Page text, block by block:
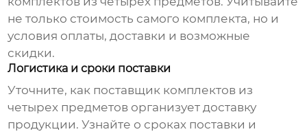
не только стоимость самого комплекта, но и
условия оплаты, доставки и возможные
скидки.
Логистика и сроки поставки
Уточните, как поставщик комплектов из
четырех предметов организует доставку
продукции. Узнайте о сроках поставки и